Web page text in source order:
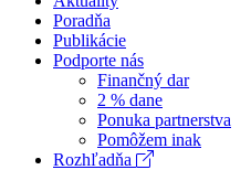
Poradňa
Publikácie
Podporte nás
Finančný dar
2 % dane
Ponuka partnerstva
Pomôžem inak
Rozhľadňa